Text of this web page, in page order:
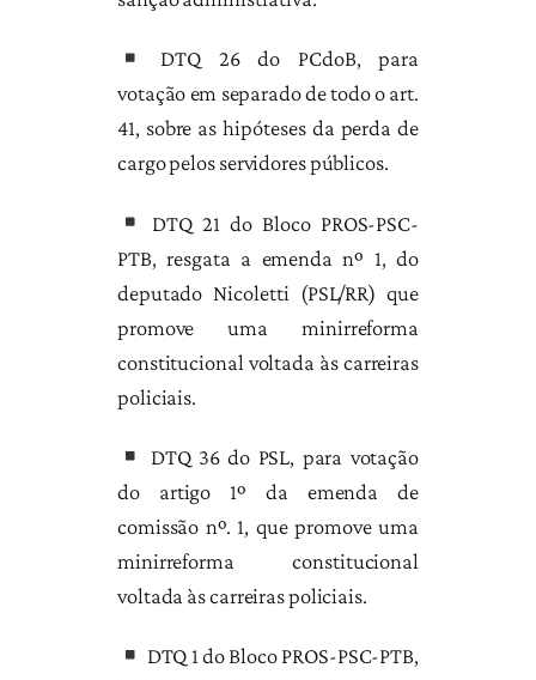
DTQ 26 do PCdoB, para
votação em separado de todo o art.
41, sobre as hipóteses da perda de
cargo pelos servidores públicos.
DTQ 21 do Bloco PROS-PSC-
PTB, resgata a emenda nº 1, do
deputado Nicoletti (PSL/RR) que
promove uma minirreforma
constitucional voltada às carreiras
policiais.
DTQ 36 do PSL, para votação
do artigo 1º da emenda de
comissão nº. 1, que promove uma
minirreforma constitucional
voltada às carreiras policiais.
DTQ 1 do Bloco PROS-PSC-PTB,